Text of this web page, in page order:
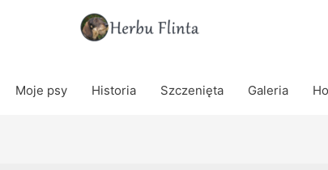
Moje psy Historia Szczenięta Galeria